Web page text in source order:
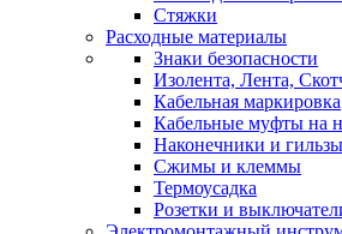
Стяжки
Расходные материалы
Знаки безопасности
Изолента, Лента,
Кабельная маркировка
Кабельные муфты на
Наконечники и гильзы
Сжимы и клеммы
Термоусадка
Розетки и